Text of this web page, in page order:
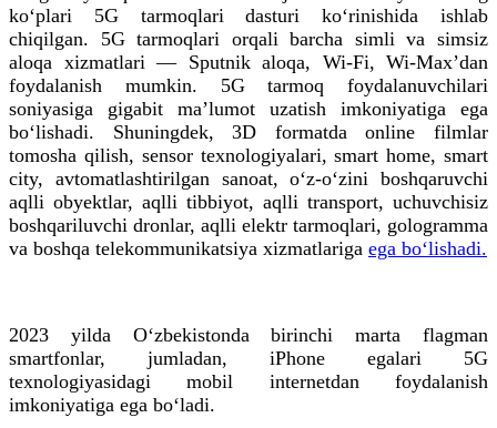
ko‘plari 5G tarmoqlari dasturi ko‘rinishida ishlab
chiqilgan. 5G tarmoqlari orqali barcha simli va simsiz
aloqa xizmatlari — Sputnik aloqa, Wi-Fi, Wi-Maxʼdan
foydalanish mumkin. 5G tarmoq foydalanuvchilari
soniyasiga gigabit maʼlumot uzatish imkoniyatiga ega
bo‘lishadi. Shuningdek, 3D formatda online filmlar
tomosha qilish, sensor texnologiyalari, smart home, smart
city, avtomatlashtirilgan sanoat, o‘z-o‘zini boshqaruvchi
aqlli obyektlar, aqlli tibbiyot, aqlli transport, uchuvchisiz
boshqariluvchi dronlar, aqlli elektr tarmoqlari, gologramma
va boshqa telekommunikatsiya xizmatlariga ega bo‘lishadi.
2023 yilda O‘zbekistonda birinchi marta flagman
smartfonlar, jumladan, iPhone egalari 5G
texnologiyasidagi mobil internetdan foydalanish
imkoniyatiga ega bo‘ladi.